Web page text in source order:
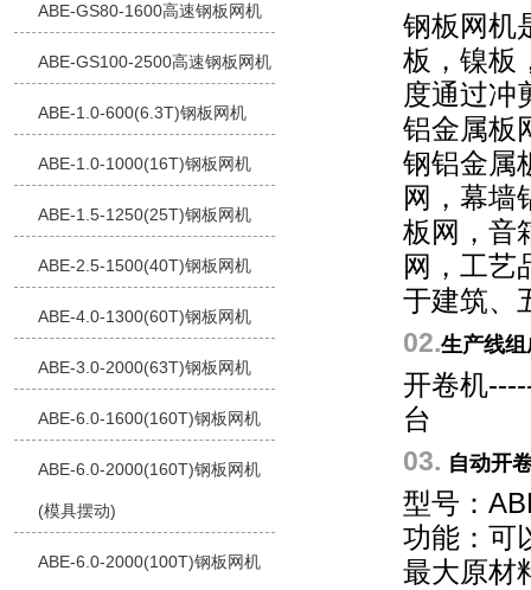
ABE-GS80-1600高速钢板网机
ABE-GS100-2500高速钢板网机
ABE-1.0-600(6.3T)钢板网机
ABE-1.0-1000(16T)钢板网机
ABE-1.5-1250(25T)钢板网机
ABE-2.5-1500(40T)钢板网机
ABE-4.0-1300(60T)钢板网机
ABE-3.0-2000(63T)钢板网机
ABE-6.0-1600(160T)钢板网机
ABE-6.0-2000(160T)钢板网机
(模具摆动)
ABE-6.0-2000(100T)钢板网机
钢板网机
板，镍板
度通过冲
铝金属板
钢铝金属
网，幕墙
板网，音
网，工艺
于建筑、
02.生产线组
开卷机
台
03. 自动开
型号：
功能：可
最大原材